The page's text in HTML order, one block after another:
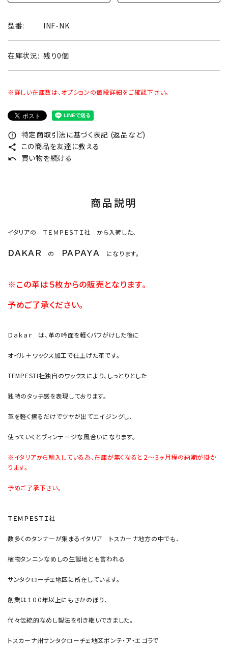
型番: INF-NK
在庫状況: 残り0個
※詳しい在庫数は、オプションの値段詳細をご確認下さい。
error_outline 特定商取引法に基づく表記 (返品など)
share この商品を友達に教える
undo 買い物を続ける
商品説明
イタリアの ＴＥＭＰＥＳＴＩ社 から入荷した、
ＤＡＫＡＲ の ＰＡＰＡＹＡ になります。
※この革は５枚からの販売となります。
予めご了承ください。
Ｄａｋａｒ は、革の吟面を軽くバフがけした後に
オイル＋ワックス加工で仕上げた革です。
TEMPESTI社独自のワックスにより、しっとりとした
独特のタッチ感を表現しております。
革を軽く擦るだけでツヤが出てエイジングし、
使っていくとヴィンテージな風合いになります。
※イタリアから輸入している為、在庫が無くなると２～３ヶ月程の納期が掛か
ります。
予めご了承下さい。
ＴＥＭＰＥＳＴＩ社
数多くのタンナーが集まるイタリア トスカーナ地方の中でも、
植物タンニンなめしの生誕地とも言われる
サンタクローチェ地区に所在しています。
創業は１００年以上にもさかのぼり、
代々伝統的なめし製法を引き継いできました。
トスカーナ州サンタクローチェ地区ポンテ・ア・エゴラで